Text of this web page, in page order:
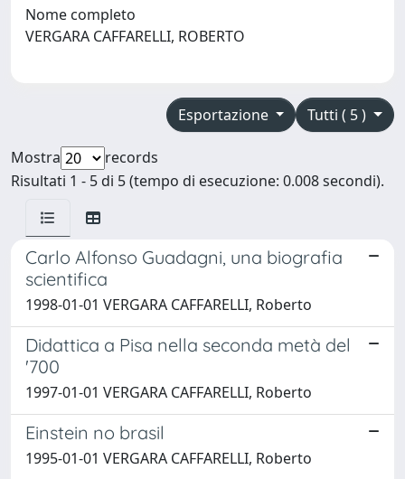
Nome completo
VERGARA CAFFARELLI, ROBERTO
Tutti ( 5 )
Esportazione
Mostra
records
Risultati 1 - 5 di 5 (tempo di esecuzione: 0.008 secondi).
Carlo Alfonso Guadagni, una biografia
scientifica
1998-01-01 VERGARA CAFFARELLI, Roberto
Didattica a Pisa nella seconda metà del
'700
1997-01-01 VERGARA CAFFARELLI, Roberto
Einstein no brasil
1995-01-01 VERGARA CAFFARELLI, Roberto